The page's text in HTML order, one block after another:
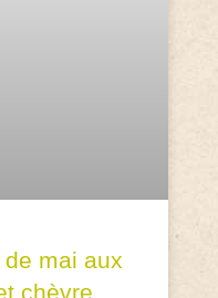
mai aux
chèvre